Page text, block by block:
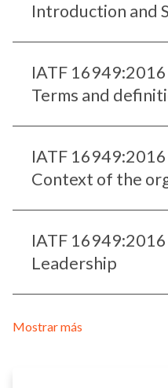
Introduction and
IATF
Terms and
IATF
Context of the
IATF
Leadership
Mostrar más